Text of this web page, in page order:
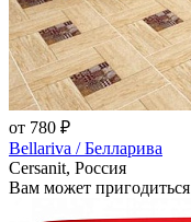
от 780 ₽
Bellariva / Белларива
Cersanit, Россия
Вам может пригодиться